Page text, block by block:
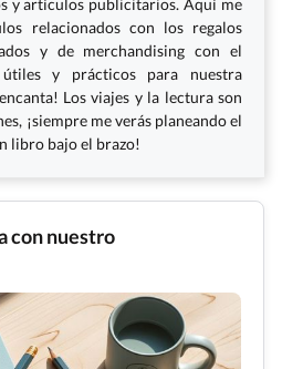
relacionados con los regalos
y de merchandising con el
y prácticos para nuestra
Los viajes y la lectura son
¡siempre me verás planeando el
libro bajo el brazo!
con nuestro